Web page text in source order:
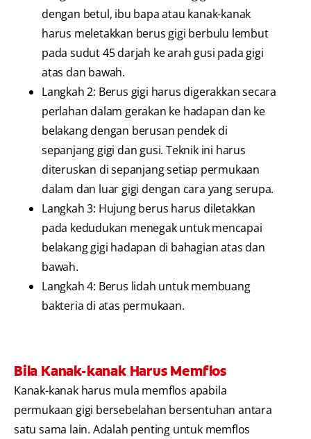
dengan betul, ibu bapa atau kanak-kanak
harus meletakkan berus gigi berbulu lembut
pada sudut 45 darjah ke arah gusi pada gigi
atas dan bawah.
Langkah 2: Berus gigi harus digerakkan secara
perlahan dalam gerakan ke hadapan dan ke
belakang dengan berusan pendek di
sepanjang gigi dan gusi. Teknik ini harus
diteruskan di sepanjang setiap permukaan
dalam dan luar gigi dengan cara yang serupa.
Langkah 3: Hujung berus harus diletakkan
pada kedudukan menegak untuk mencapai
belakang gigi hadapan di bahagian atas dan
bawah.
Langkah 4: Berus lidah untuk membuang
bakteria di atas permukaan.
Bila Kanak-kanak Harus Memflos
Kanak-kanak harus mula memflos apabila
permukaan gigi bersebelahan bersentuhan antara
satu sama lain. Adalah penting untuk memflos